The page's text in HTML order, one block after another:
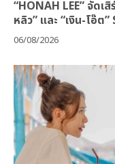
“HONAH LEE” จัด
หลิว” และ “เงิน-โอ๊ต
06/08/2026